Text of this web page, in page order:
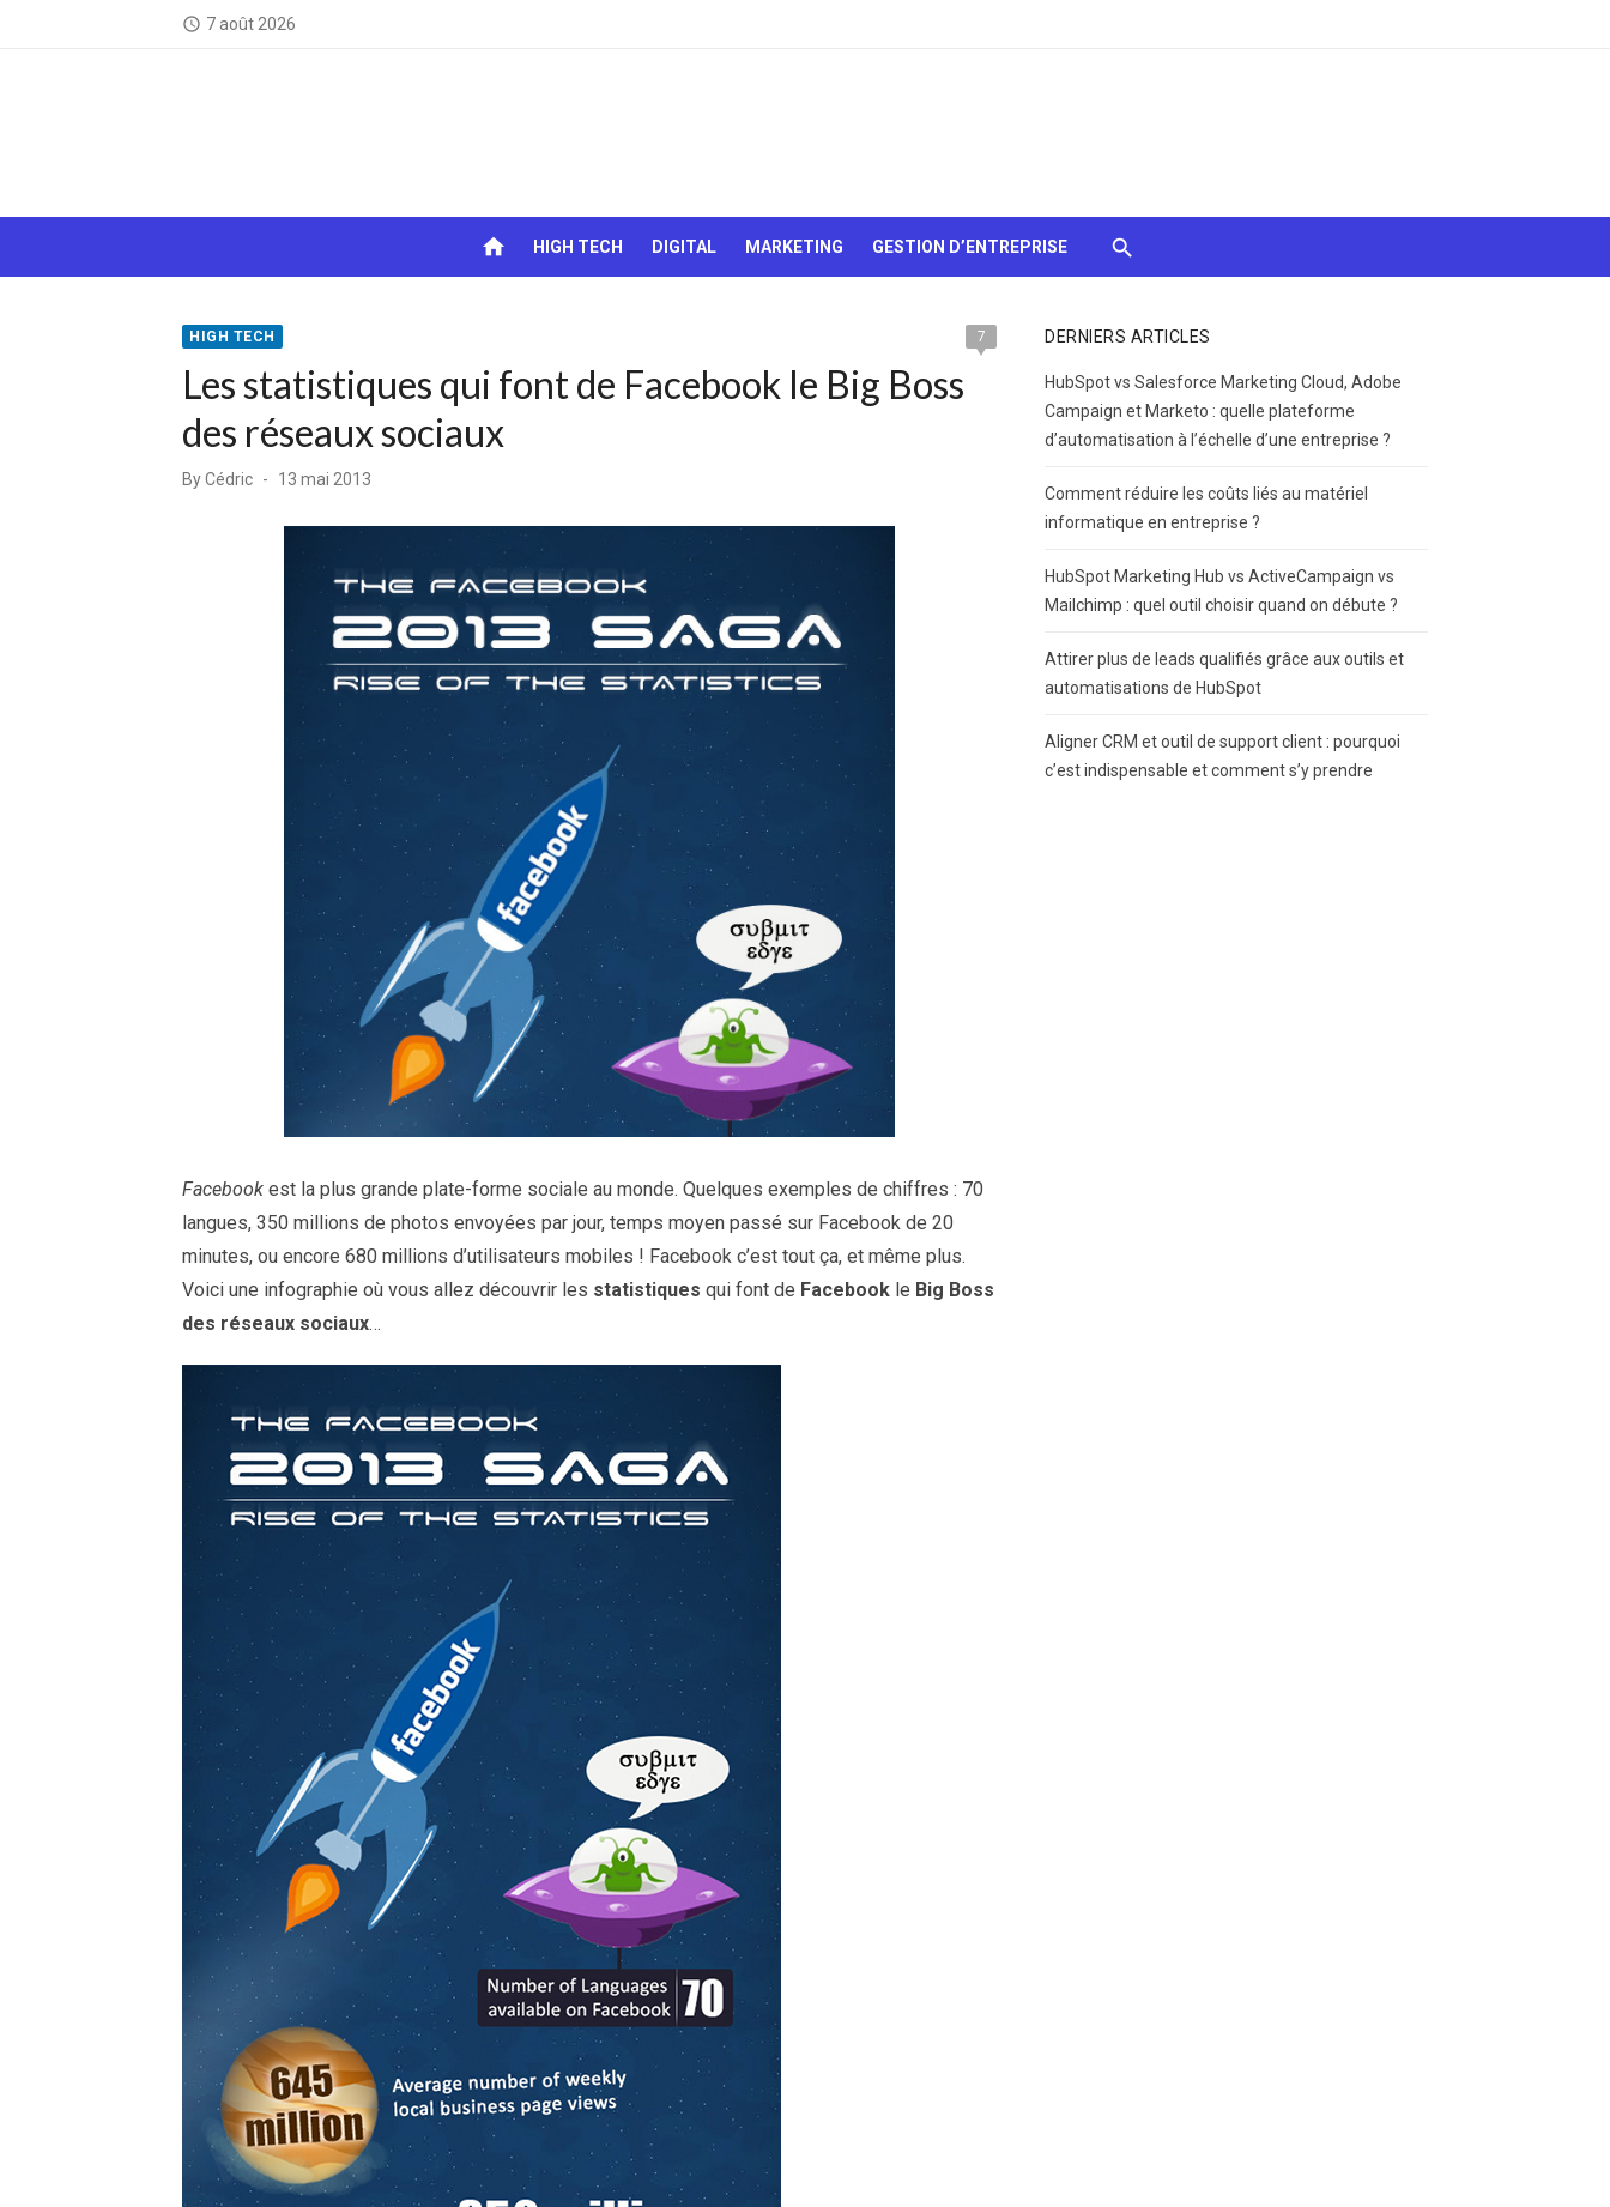
access_time 7 août 2026
chocolats…
tomber !
home HIGH TECH DIGITAL MARKETING GESTION D’ENTREPRISE
HIGH TECH 7
Les statistiques qui font de Facebook le Big Boss
des réseaux sociaux
ByCédric
Posted
13 mai 2013
Facebook est la plus grande plate-forme sociale au monde. Quelques exemples de chiffres : 70
langues, 350 millions de photos envoyées par jour, temps moyen passé sur Facebook de 20
minutes, ou encore 680 millions d’utilisateurs mobiles ! Facebook c’est tout ça, et même plus.
Voici une infographie où vous allez découvrir les statistiques qui font de Facebook le Big Boss
des réseaux sociaux…
DERNIERS ARTICLES
HubSpot vs Salesforce Marketing Cloud, Adobe
Campaign et Marketo : quelle plateforme
d’automatisation à l’échelle d’une entreprise ?
Comment réduire les coûts liés au matériel
informatique en entreprise ?
HubSpot Marketing Hub vs ActiveCampaign vs
Mailchimp : quel outil choisir quand on débute ?
Attirer plus de leads qualifiés grâce aux outils et
automatisations de HubSpot
Aligner CRM et outil de support client : pourquoi
c’est indispensable et comment s’y prendre